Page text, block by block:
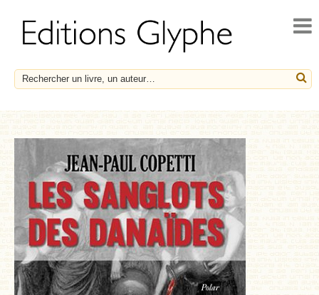
ACTUALITÉS
NOUVEAUTÉS
À PARAÎTRE
CATALOGUE
HISTOIRE ET SOCIÉTÉ
ESSAIS
LE FRANÇAIS EN HÉRITAGE
SOCIÉTÉ, HISTOIRE ET MÉDECINE